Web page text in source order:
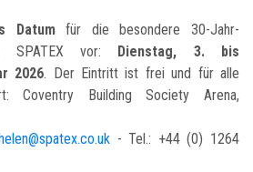
Datumfür die besondere 30-Jahr-
SPATEX vor:
Dienstag, 3. bis
2026. Der Eintritt ist frei und für alle
Coventry Building Society Arena,
helen@spatex.co.uk - Tel.: +44 (0) 1264